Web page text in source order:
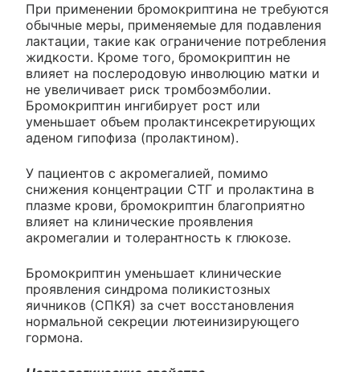
При применении бромокриптина не требуются
обычные меры, применяемые для подавления
лактации, такие как ограничение потребления
жидкости. Кроме того, бромокриптин не
влияет на послеродовую инволюцию матки и
не увеличивает риск тромбоэмболии.
Бромокриптин ингибирует рост или
уменьшает объем пролактинсекретирующих
аденом гипофиза (пролактином).
У пациентов с акромегалией, помимо
снижения концентрации СТГ и пролактина в
плазме крови, бромокриптин благоприятно
влияет на клинические проявления
акромегалии и толерантность к глюкозе.
Бромокриптин уменьшает клинические
проявления синдрома поликистозных
яичников (СПКЯ) за счет восстановления
нормальной секреции лютеинизирующего
гормона.